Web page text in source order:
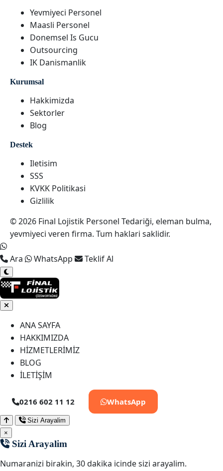
Yevmiyeci Personel
Maasli Personel
Donemsel Is Gucu
Outsourcing
IK Danismanlik
Kurumsal
Hakkimizda
Sektorler
Blog
Destek
Iletisim
SSS
KVKK Politikasi
Gizlilik
© 2026 Final Lojistik Personel Tedariği, eleman bulma,
yevmiyeci veren firma. Tum haklari saklidir.
Ara WhatsApp Teklif Al
ANA SAYFA
HAKKIMIZDA
HİZMETLERİMİZ
BLOG
İLETİŞİM
0216 602 11 12 WhatsApp
Sizi Arayalim
×
Sizi Arayalim
Numaranizi birakin, 30 dakika icinde sizi arayalim.